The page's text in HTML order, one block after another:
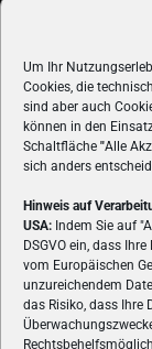
Um Ihr
Cookies, die
sind aber auch
können in den
Schaltfläche "Alle
sich anders
Hinweis auf
USA: Indem Sie auf
DSGVO ein, dass
vom Europäischen
unzureichendem
das Risiko, dass Ihre
VON GAMERN,
Spielemagazin
Reviews und